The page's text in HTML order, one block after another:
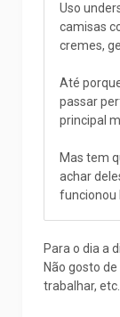
Uso
camisas
cremes,
Até
passar
principal
Mas tem
achar
funcionou
Para o dia a
Não gosto
trabalhar,